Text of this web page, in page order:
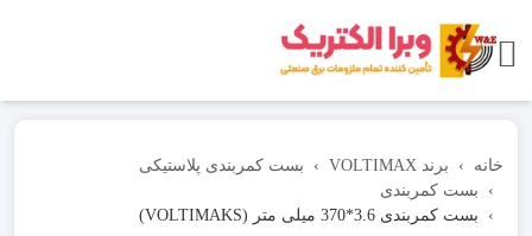
خانه برند VOLTIMAX
بست کمربندی پلاستیکی
بست کمربندی
بست کمربندی 3.6*370 میلی متر (VOLTIMAKS)